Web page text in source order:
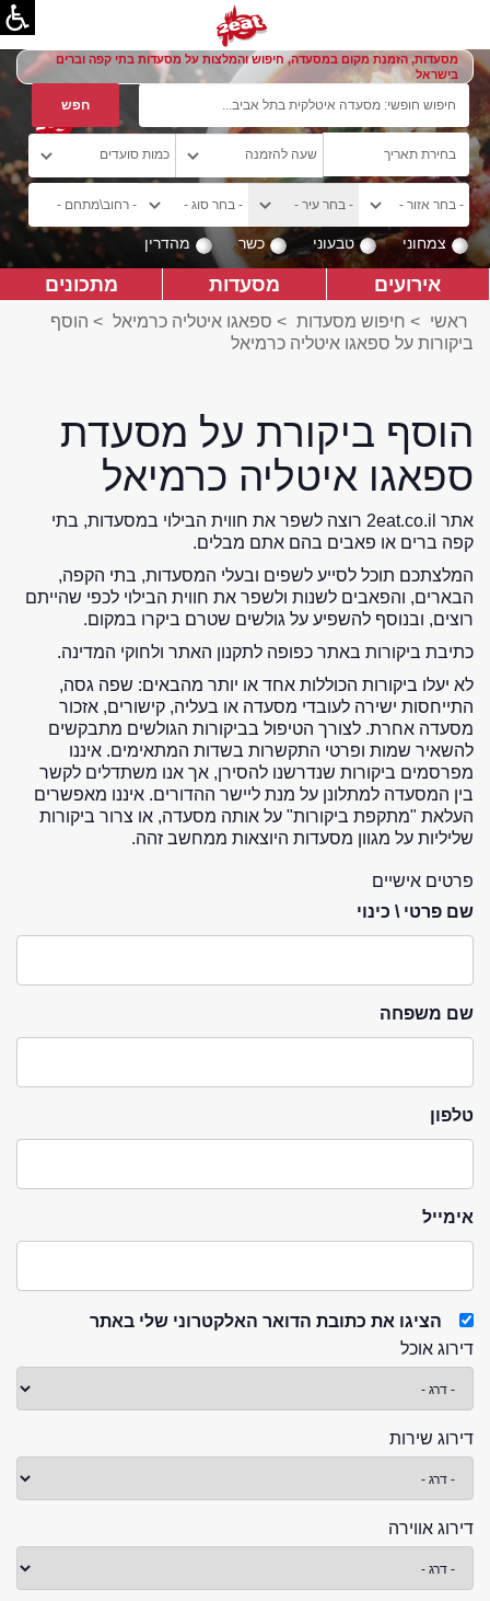
מסעדות, הזמנת מקום במסעדה, חיפוש והמלצות על מסעדות בתי קפה וברים
בישראל
צמחוני טבעוני כשר מהדרין
אירועים מסעדות מתכונים
ראשי > חיפוש מסעדות > ספאגו איטליה כרמיאל > הוסף
ביקורות על ספאגו איטליה כרמיאל
הוסף ביקורת על מסעדת
ספאגו איטליה כרמיאל
אתר 2eat.co.il רוצה לשפר את חווית הבילוי במסעדות, בתי
קפה ברים או פאבים בהם אתם מבלים.
המלצתכם תוכל לסייע לשפים ובעלי המסעדות, בתי הקפה,
הבארים, והפאבים לשנות ולשפר את חווית הבילוי לכפי שהייתם
רוצים, ובנוסף להשפיע על גולשים שטרם ביקרו במקום.
כתיבת ביקורות באתר כפופה לתקנון האתר ולחוקי המדינה.
לא יעלו ביקורות הכוללות אחד או יותר מהבאים: שפה גסה,
התייחסות ישירה לעובדי מסעדה או בעליה, קישורים, אזכור
מסעדה אחרת. לצורך הטיפול בביקורות הגולשים מתבקשים
להשאיר שמות ופרטי התקשרות בשדות המתאימים. איננו
מפרסמים ביקורות שנדרשנו להסירן, אך אנו משתדלים לקשר
בין המסעדה למתלונן על מנת ליישר ההדורים. איננו מאפשרים
העלאת "מתקפת ביקורות" על אותה מסעדה, או צרור ביקורות
שליליות על מגוון מסעדות היוצאות ממחשב זהה.
פרטים אישיים
שם פרטי \ כינוי
שם משפחה
טלפון
אימייל
הציגו את כתובת הדואר האלקטרוני שלי באתר
דירוג אוכל
דירוג שירות
דירוג אווירה